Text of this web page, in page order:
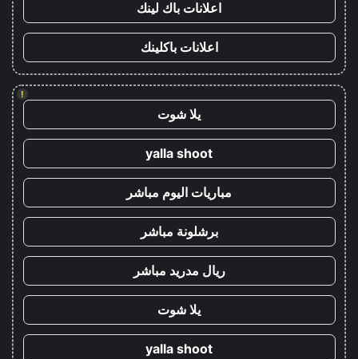
اعلانات باك لينك
اعلانات باكلينك
!
يلا شوت
yalla shoot
مباريات اليوم مباشر
برشلونة مباشر
ريال مدريد مباشر
يلا شوت
yalla shoot